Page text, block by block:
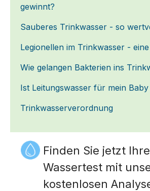
gewinnt?
Sauberes Trinkwasser - so
Legionellen im Trinkwasser -
Wie gelangen Bakterien ins
Ist Leitungswasser für mein Baby
Trinkwasserverordnung
Finden Sie jetzt
Wassertest mit
kostenlosen